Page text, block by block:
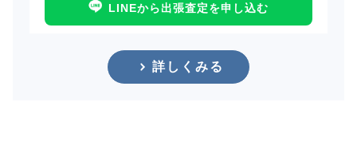
LINEから出張査定を申し込む
詳しくみる